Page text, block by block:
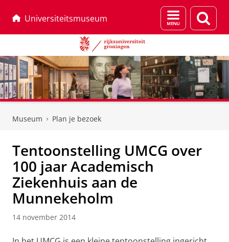
Universiteitsmuseum
Menu
en
Museum Plan je bezoek
Tentoonstelling UMCG over
100 jaar Academisch
Ziekenhuis aan de
Munnekeholm
14 november 2014